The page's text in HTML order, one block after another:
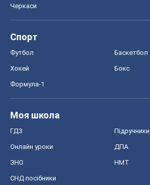
Черкаси
Спорт
Футбол Баскетбол
Хокей Бокс
Формула-1
Моя школа
ГДЗ Підручники
Онлайн уроки ДПА
ЗНО НМТ
СНД посібники